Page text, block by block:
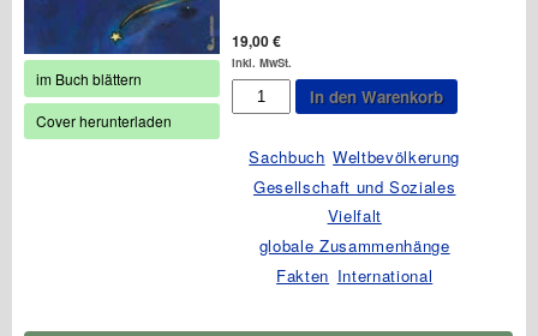
im Buch blättern
Cover herunterladen
19,00€
inkl. MwSt.
Wenn
die
ein
wäre
In den Warenkorb
Sachbuch Weltbevölkerung
Gesellschaft und Soziales
Vielfalt
globale Zusammenhänge
Fakten International